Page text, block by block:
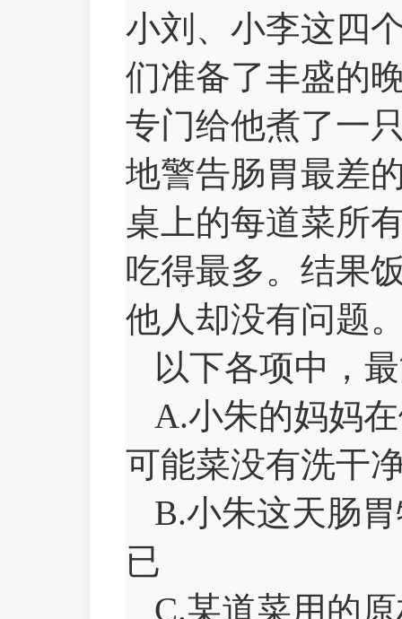
小刘、小李这四
们准备了丰盛的
专门给他煮了一
地警告肠胃最差
桌上的每道菜所
吃得最多。结果
他人却没有问题
以下各项中，
A.小朱的妈妈
可能菜没有洗干
B.小朱这天肠
已
C.某道菜用的